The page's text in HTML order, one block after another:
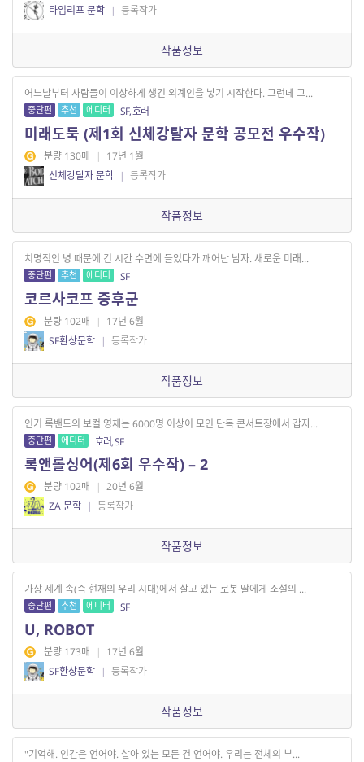
타임리프 문학 | 등록작가
작품정보
어느날부터 사람들이 이상하게 생긴 외계인을 낳기 시작한다. 그런데 그...
중단편 추천 에디터 SF, 호러
미래도둑 (제1회 신체강탈자 문학 공모전 우수작)
분량 130매 | 17년 1월
신체강탈자 문학 | 등록작가
작품정보
치명적인 병 때문에 긴 시간 수면에 들었다가 깨어난 남자. 새로운 미래...
중단편 추천 에디터 SF
코르사코프 증후군
분량 102매 | 17년 6월
SF환상문학 | 등록작가
작품정보
인기 록밴드의 보컬 영재는 6000명 이상이 모인 단독 콘서트장에서 갑자...
중단편 에디터 호러, SF
록앤롤싱어(제6회 우수작) – 2
분량 102매 | 20년 6월
ZA 문학 | 등록작가
작품정보
가상 세계 속(즉 현재의 우리 시대)에서 살고 있는 로봇 딸에게 소설의 ...
중단편 추천 에디터 SF
U, ROBOT
분량 173매 | 17년 6월
SF환상문학 | 등록작가
작품정보
"기억해. 인간은 언어야. 살아 있는 모든 건 언어야. 우리는 전체의 부...